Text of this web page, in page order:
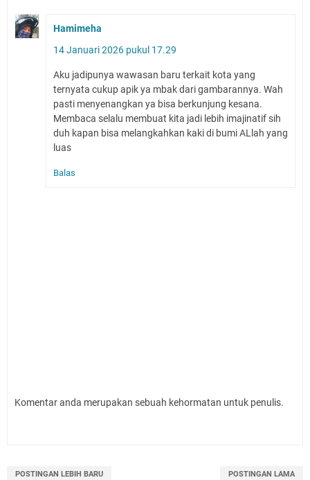
Hamimeha
14 Januari 2026 pukul 17.29
Aku jadipunya wawasan baru terkait kota yang
ternyata cukup apik ya mbak dari gambarannya. Wah
pasti menyenangkan ya bisa berkunjung kesana.
Membaca selalu membuat kita jadi lebih imajinatif sih
duh kapan bisa melangkahkan kaki di bumi ALlah yang
luas
Balas
Komentar anda merupakan sebuah kehormatan untuk penulis.
POSTINGAN LEBIH BARU POSTINGAN LAMA